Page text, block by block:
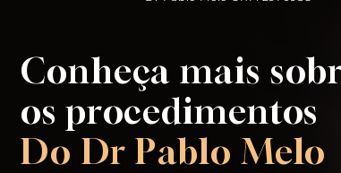
Conheça mais
os procedimentos
Do Dr Pablo Melo